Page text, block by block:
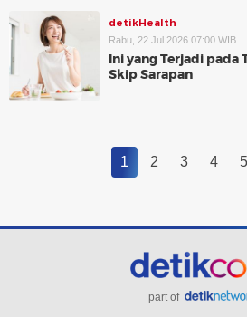
detikHealth
Rabu, 22 Jul 2026 07:00 WIB
Ini yang Terjadi pada
Skip Sarapan
1 2 3 4 5
part of